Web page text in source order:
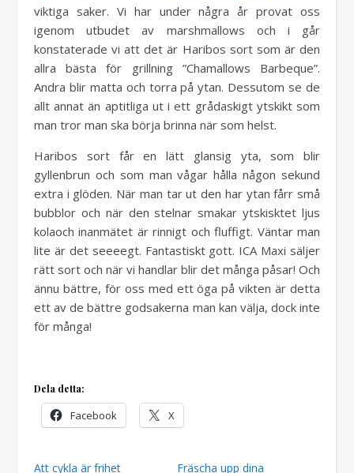
viktiga saker. Vi har under några år provat oss
igenom utbudet av marshmallows och i går
konstaterade vi att det är Haribos sort som är den
allra bästa för grillning ”Chamallows Barbeque”.
Andra blir matta och torra på ytan. Dessutom se de
allt annat än aptitliga ut i ett grådaskigt ytskikt som
man tror man ska börja brinna när som helst.
Haribos sort får en lätt glansig yta, som blir
gyllenbrun och som man vågar hålla någon sekund
extra i glöden. När man tar ut den har ytan fårr små
bubblor och när den stelnar smakar ytskisktet ljus
kolaoch inanmätet är rinnigt och fluffigt. Väntar man
lite är det seeeegt. Fantastiskt gott. ICA Maxi säljer
rätt sort och när vi handlar blir det många påsar! Och
ännu bättre, för oss med ett öga på vikten är detta
ett av de bättre godsakerna man kan välja, dock inte
för många!
Dela detta:
Facebook X
Att cykla är frihet
Fräscha upp dina